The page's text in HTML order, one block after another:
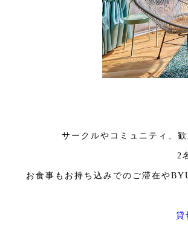
サークルやコミュニティ、
2
お食事もお持ち込みでのご滞在や
貸